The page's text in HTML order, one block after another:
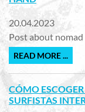
20.04.2023
Post about
READ MORE ...
CÓMO
SURFISTAS